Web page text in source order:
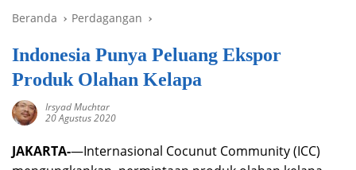
Beranda Perdagangan
Indonesia Punya Peluang Ekspor
Produk Olahan Kelapa
Irsyad Muchtar
20 Agustus 2020
JAKARTA-—Internasional Cocunut Community (ICC)